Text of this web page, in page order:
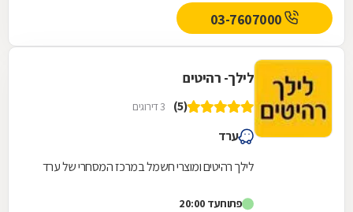
03-7607000
לילך- רהיטים
(5) 3 דירוגים
ערד
לילך רהיטים ומוצרי חשמל במרכז המסחרי של ערד
פתוחעד 20:00